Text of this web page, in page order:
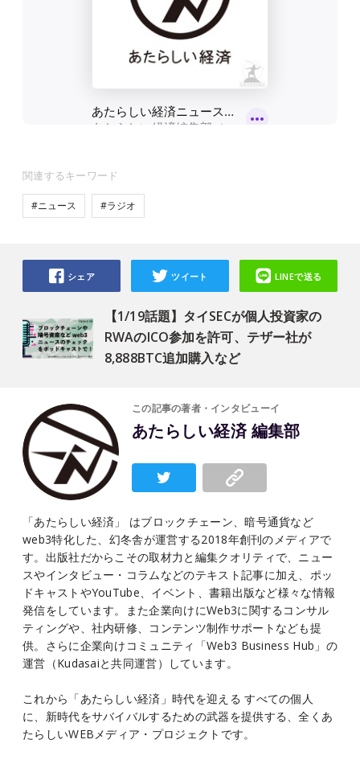
関連するキーワード
#ニュース #ラジオ
【1/19話題】タイSECが個人投資家の
RWAのICO参加を許可、テザー社が
8,888BTC追加購入など
シェア ツイート LINEで送る
この記事の著者・インタビューイ
あたらしい経済 編集部
「あたらしい経済」 はブロックチェーン、暗号通貨など
web3特化した、幻冬舎が運営する2018年創刊のメディアで
す。出版社だからこその取材力と編集クオリティで、ニュー
スやインタビュー・コラムなどのテキスト記事に加え、ポッ
ドキャストやYouTube、イベント、書籍出版など様々な情報
発信をしています。また企業向けにWeb3に関するコンサル
ティングや、社内研修、コンテンツ制作サポートなども提
供。さらに企業向けコミュニティ「Web3 Business Hub」の
運営（Kudasaiと共同運営）しています。
これから「あたらしい経済」時代を迎える すべての個人
に、新時代をサバイバルするための武器を提供する、全くあ
たらしいWEBメディア・プロジェクトです。